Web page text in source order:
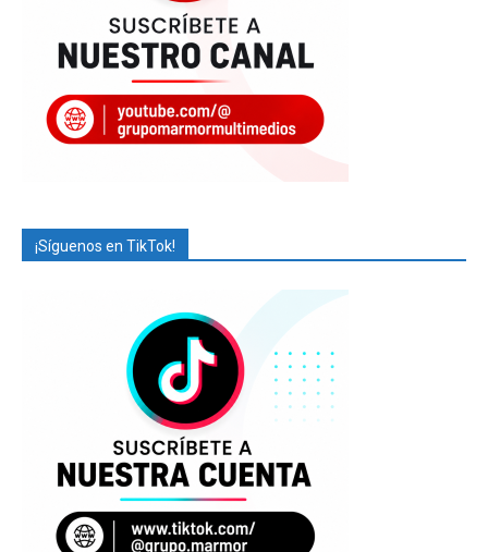
¡Síguenos en TikTok!